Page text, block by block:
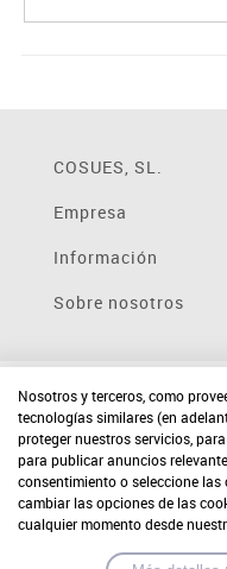
COSUES, SL.
Empresa
Información
Sobre nosotros
Nosotros y terceros, como
tecnologías similares (en
proteger nuestros servicios,
para publicar anuncios
consentimiento o seleccione las
cambiar las opciones de las
cualquier momento desde